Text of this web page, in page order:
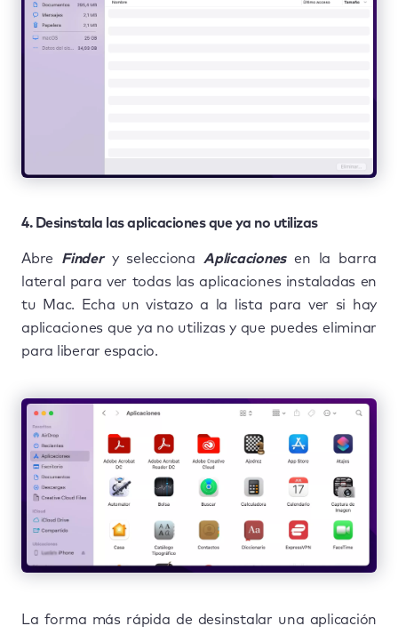
4. Desinstala las aplicaciones que ya no utilizas
Abre Finder y selecciona Aplicaciones en la barra
lateral para ver todas las aplicaciones instaladas en
tu Mac. Echa un vistazo a la lista para ver si hay
aplicaciones que ya no utilizas y que puedes eliminar
para liberar espacio.
La forma más rápida de desinstalar una aplicación